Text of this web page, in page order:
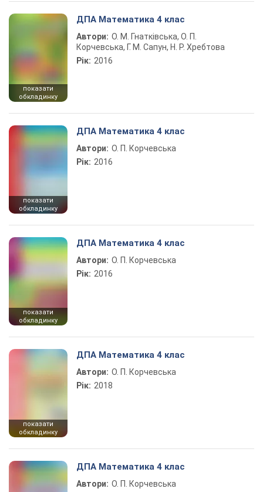
показати
обкладинку
ДПА Математика 4 клас
Автори: О. М. Гнатківська, О. П.
Корчевська, Г. М. Сапун, Н. Р. Хребтова
Рік: 2016
показати
обкладинку
ДПА Математика 4 клас
Автори: О. П. Корчевська
Рік: 2016
показати
обкладинку
ДПА Математика 4 клас
Автори: О. П. Корчевська
Рік: 2016
показати
обкладинку
ДПА Математика 4 клас
Автори: О. П. Корчевська
Рік: 2018
ДПА Математика 4 клас
Автори: О. П. Корчевська